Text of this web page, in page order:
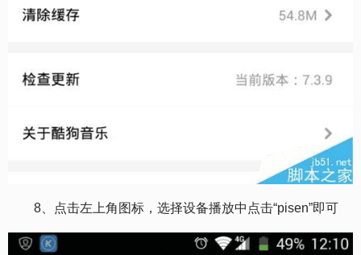
8、点击左上角图标，选择设备播放中点击“pisen”即可